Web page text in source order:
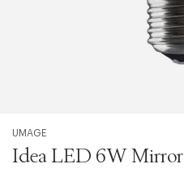
UMAGE
Idea LED 6W Mirror